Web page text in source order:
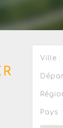
Ville :
Pays